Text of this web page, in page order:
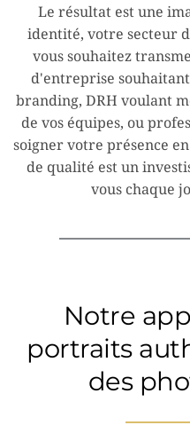
Le résultat est une
identité, votre secteur
vous souhaitez
d'entreprise
branding, DRH voulant
de vos équipes, ou
soigner votre présence
de qualité est un
vous chaque
Notre
portraits
des